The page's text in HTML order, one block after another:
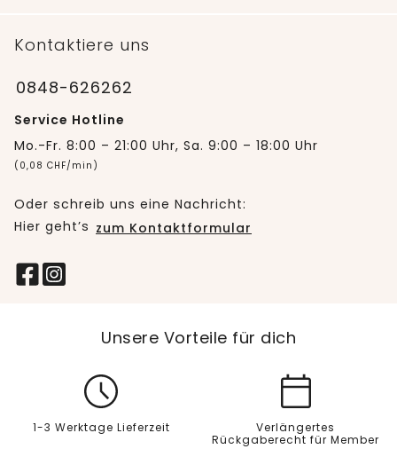
Kontaktiere uns
0848-626262
Service Hotline
Mo.-Fr. 8:00 – 21:00 Uhr, Sa. 9:00 – 18:00 Uhr
(0,08 CHF/min)
Oder schreib uns eine Nachricht:
Hier geht’s zum Kontaktformular
Unsere Vorteile für dich
1-3 Werktage Lieferzeit
Verlängertes
Rückgaberecht für Member